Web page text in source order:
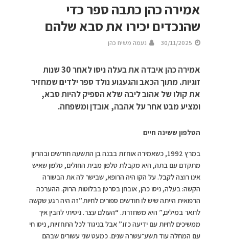
אמירה כהן כתבה ספר כדי
שהנכדים יכירו את סבא שלהם
30/11/2025 נעמה משיח כהן
אמירה כהן איבדה את בעלה ניסו לאחר 30 שנות
זוגיות. מתוך הכאב והגעגוע נולד ספר ילדים שמחזיר
את קולו של אהוב ליבה שלא הספיק להיות סבא,
ומציע מבט אחר על אהבה, אובדן ומשפחה.
הטלפון ששינה חיים
במרץ 1992, כשאמירה אוחזת בבנה בן התשעה חודשים ובהריון
מתקדם עם בתה, היא מקבלת טלפון מבית החולים, טלפון שאיש
אינו רוצה לקבל. על הקו היה הרופא, שבישר לה את הבשורה
הקשה: בעלה, ניסו כהן, אובחן בסרטן בבלוטות הרוק. ההערכה
הרפואית הייתה שיש לו חודשים ספורים לחיות.”זה היה רגע שקשה
לתאר במילים,” היא משחזרת. “העולם עצר. ניסיתי להבין איך
ממשיכים לחיות עם ידיעה כזו.” אבל בניגוד לכל התחזיות, ניסו חי
עם המחלה עוד תשע־עשרה שנים. כמעט שני עשורים שבהם